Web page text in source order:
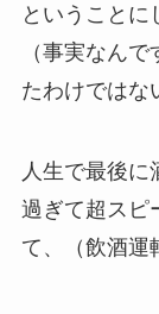
ということに
（事実なん
たわけではな
人生で最後
過ぎて超スピ
て、（飲酒運